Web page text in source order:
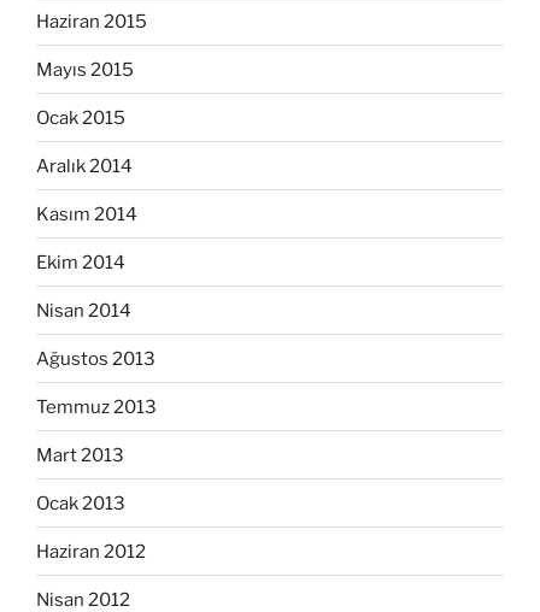
Haziran 2015
Mayıs 2015
Ocak 2015
Aralık 2014
Kasım 2014
Ekim 2014
Nisan 2014
Ağustos 2013
Temmuz 2013
Mart 2013
Ocak 2013
Haziran 2012
Nisan 2012